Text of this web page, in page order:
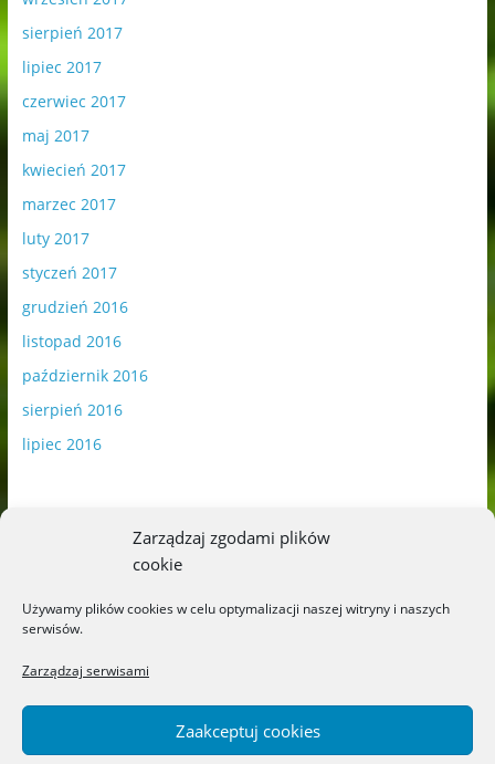
Zarządzaj zgodami plików
cookie
Używamy plików cookies w celu optymalizacji naszej witryny i naszych
serwisów.
Zarządzaj serwisami
Zaakceptuj cookies
sierpień 2017
lipiec 2017
czerwiec 2017
maj 2017
kwiecień 2017
marzec 2017
luty 2017
styczeń 2017
grudzień 2016
listopad 2016
październik 2016
sierpień 2016
lipiec 2016